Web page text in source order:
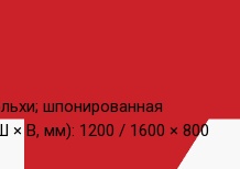
шпонированная
В, мм): 1200 / 1600 × 800